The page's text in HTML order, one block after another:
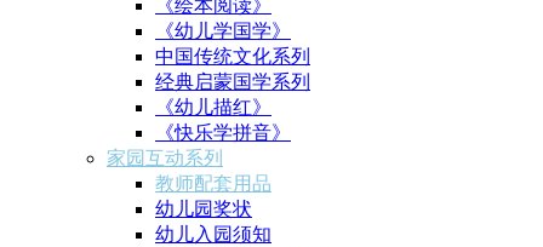
《绘本阅读》
《幼儿学国学》
中国传统文化系列
经典启蒙国学系列
《幼儿描红》
《快乐学拼音》
家园互动系列
教师配套用品
幼儿园奖状
幼儿入园须知